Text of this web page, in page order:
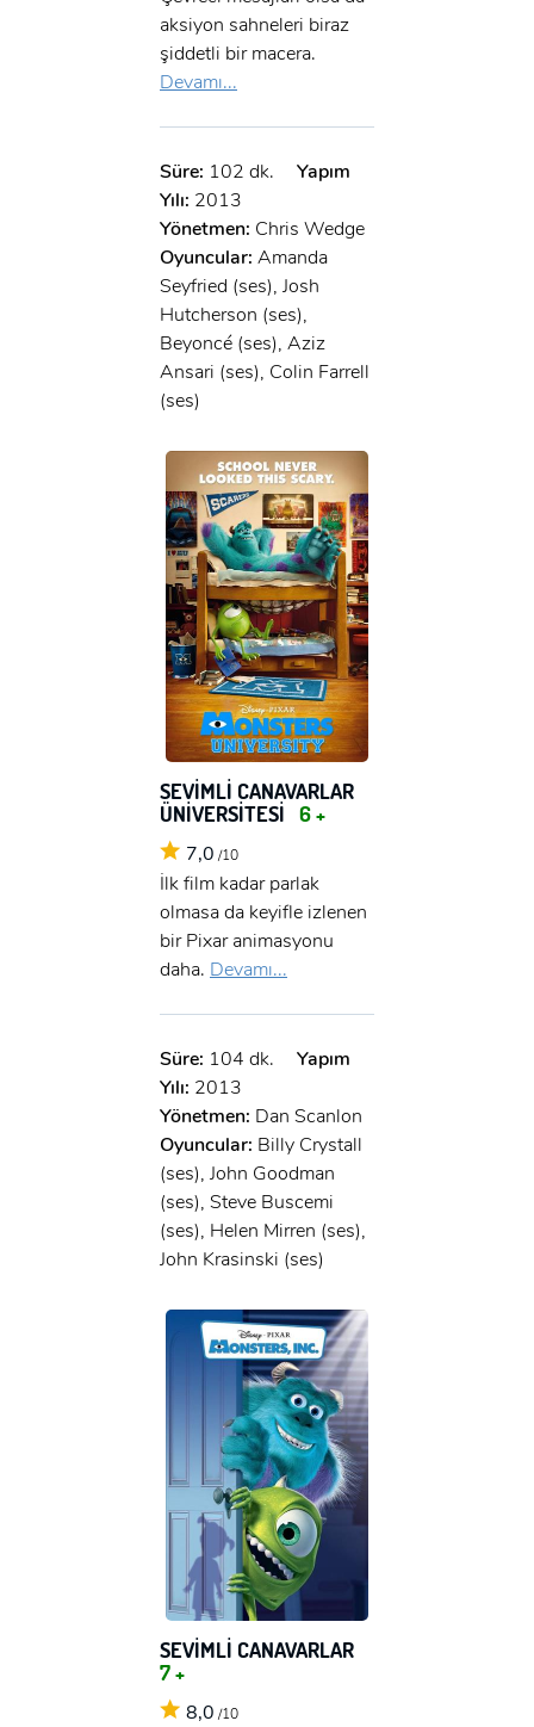
aksiyon sahneleri biraz
şiddetli bir macera.
Devamı...
Süre: 102 dk.
Yapım
Yılı: 2013
Yönetmen: Chris Wedge
Oyuncular: Amanda
Seyfried (ses), Josh
Hutcherson (ses),
Beyoncé (ses), Aziz
Ansari (ses), Colin Farrell
(ses)
SEVİMLİ CANAVARLAR
ÜNİVERSİTESİ 6 +
7,0 /10
İlk film kadar parlak
olmasa da keyifle izlenen
bir Pixar animasyonu
daha. Devamı...
Süre: 104 dk.
Yapım
Yılı: 2013
Yönetmen: Dan Scanlon
Oyuncular: Billy Crystall
(ses), John Goodman
(ses), Steve Buscemi
(ses), Helen Mirren (ses),
John Krasinski (ses)
SEVİMLİ CANAVARLAR
7 +
8,0 /10